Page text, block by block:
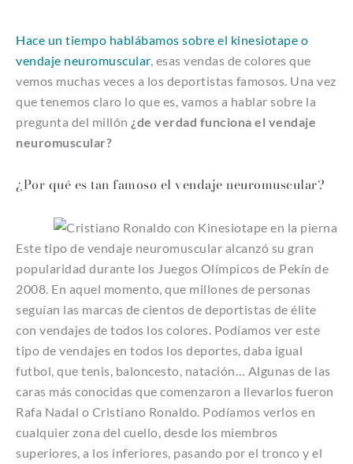
Hace un tiempo hablábamos sobre el kinesiotape o
vendaje neuromuscular, esas vendas de colores que
vemos muchas veces a los deportistas famosos. Una vez
que tenemos claro lo que es, vamos a hablar sobre la
pregunta del millón ¿de verdad funciona el vendaje
neuromuscular?
¿Por qué es tan famoso el vendaje neuromuscular?
Este tipo de vendaje neuromuscular alcanzó su gran
popularidad durante los Juegos Olímpicos de Pekín de
2008. En aquel momento, que millones de personas
seguían las marcas de cientos de deportistas de élite
con vendajes de todos los colores. Podíamos ver este
tipo de vendajes en todos los deportes, daba igual
futbol, que tenis, baloncesto, natación… Algunas de las
caras más conocidas que comenzaron a llevarlos fueron
Rafa Nadal o Cristiano Ronaldo. Podíamos verlos en
cualquier zona del cuello, desde los miembros
superiores, a los inferiores, pasando por el tronco y el